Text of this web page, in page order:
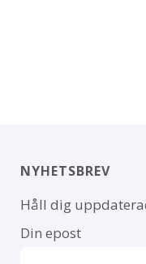
NYHETSBREV
Håll dig
Din epost